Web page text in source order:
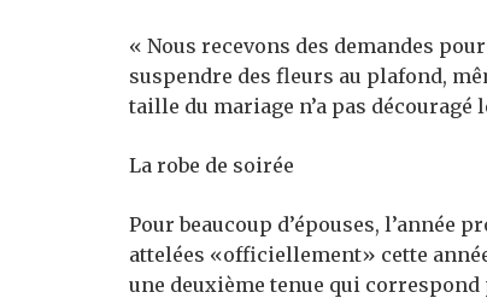
« Nous recevons des demandes
suspendre des fleurs au plafond,
taille du mariage n’a pas
La robe de soirée
Pour beaucoup d’épouses, l’année
attelées «officiellement» cette
une deuxième tenue qui correspond